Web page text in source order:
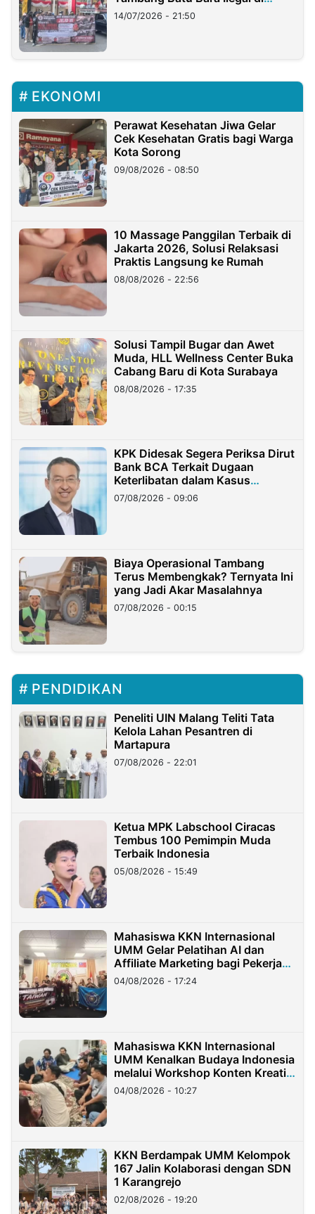
Lampung
14/07/2026 - 21:50
EKONOMI
Perawat Kesehatan Jiwa Gelar
Cek Kesehatan Gratis bagi Warga
Kota Sorong
09/08/2026 - 08:50
10 Massage Panggilan Terbaik di
Jakarta 2026, Solusi Relaksasi
Praktis Langsung ke Rumah
08/08/2026 - 22:56
Solusi Tampil Bugar dan Awet
Muda, HLL Wellness Center Buka
Cabang Baru di Kota Surabaya
08/08/2026 - 17:35
KPK Didesak Segera Periksa Dirut
Bank BCA Terkait Dugaan
Keterlibatan dalam Kasus
Hilangnya Dana Nasabah Rp2,58
Miliar
07/08/2026 - 09:06
Biaya Operasional Tambang
Terus Membengkak? Ternyata Ini
yang Jadi Akar Masalahnya
07/08/2026 - 00:15
PENDIDIKAN
Peneliti UIN Malang Teliti Tata
Kelola Lahan Pesantren di
Martapura
07/08/2026 - 22:01
Ketua MPK Labschool Ciracas
Tembus 100 Pemimpin Muda
Terbaik Indonesia
05/08/2026 - 15:49
Mahasiswa KKN Internasional
UMM Gelar Pelatihan AI dan
Affiliate Marketing bagi Pekerja
Migran Indonesia di Taiwan
04/08/2026 - 17:24
Mahasiswa KKN Internasional
UMM Kenalkan Budaya Indonesia
melalui Workshop Konten Kreatif
di Taiwan
04/08/2026 - 10:27
KKN Berdampak UMM Kelompok
167 Jalin Kolaborasi dengan SDN
1 Karangrejo
02/08/2026 - 19:20